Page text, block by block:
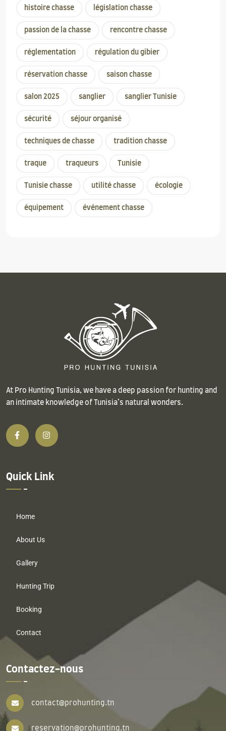
histoire chasse législation chasse
passion de la chasse rencontre chasse
réglementation régulation du gibier
réservation chasse saison chasse
salon 2025 sanglier sanglier Tunisie
sécurité séjour organisé
techniques de chasse tradition chasse
traque traqueurs Tunisie
Tunisie chasse utilité chasse écologie
équipement événement chasse
At Pro Hunting Tunisia, we have a deep passion for hunting and
an intimate knowledge of Tunisia’s natural wonders.
Quick Link
Home
About Us
Gallery
Hunting Trip
Booking
Contact
Contactez-nous
contact@prohunting.tn
reservation@prohunting.tn